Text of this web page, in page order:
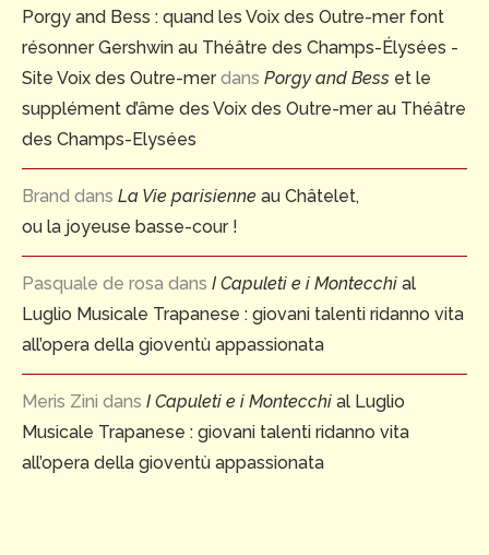
Porgy and Bess : quand les Voix des Outre-mer font
résonner Gershwin au Théâtre des Champs-Élysées -
Site Voix des Outre-merdans Porgy and Bess et le
supplément d’âme des Voix des Outre-mer au Théâtre
des Champs-Elysées
Brand dans La Vie parisienne au Châtelet,
ou la joyeuse basse-cour !
Pasquale de rosa dans I Capuleti e i Montecchi al
Luglio Musicale Trapanese : giovani talenti ridanno vita
all’opera della gioventù appassionata
Meris Zini dans I Capuleti e i Montecchi al Luglio
Musicale Trapanese : giovani talenti ridanno vita
all’opera della gioventù appassionata